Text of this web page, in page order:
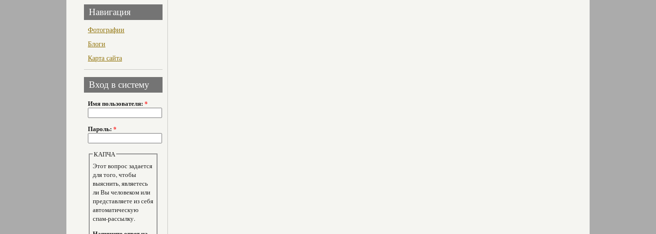
Навигация
Фотографии
Блоги
Карта сайта
Вход в систему
Имя пользователя: *
Пароль: *
КАПЧА
Этот вопрос задается
для того, чтобы
выяснить, являетесь
ли Вы человеком или
представляете из себя
автоматическую
спам-рассылку.